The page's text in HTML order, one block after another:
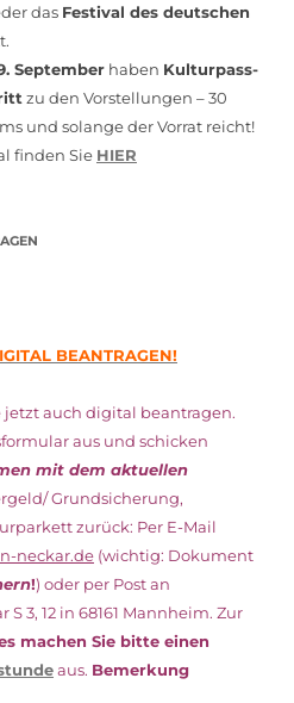
das Festival des deutschen
September haben Kulturpass-
zu den Vorstellungen – 30
und solange der Vorrat reicht!
finden Sie HIER
BEANTRAGEN!
jetzt auch digital beantragen.
aus und schicken
mit dem aktuellen
Grundsicherung,
zurück: Per E-Mail
neckar.de (wichtig: Dokument
!) oder per Post an
3, 12 in 68161 Mannheim. Zur
machen Sie bitte einen
aus. Bemerkung